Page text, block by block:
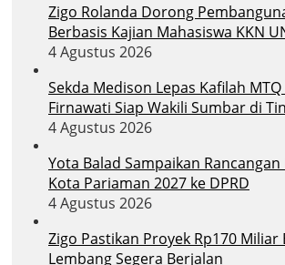
Zigo Rolanda Dorong
Berbasis Kajian Mahasiswa KKN
4 Agustus 2026
Sekda Medison Lepas Kafilah MTQ
Firnawati Siap Wakili Sumbar di
4 Agustus 2026
Yota Balad Sampaikan Rancangan
Kota Pariaman 2027 ke DPRD
4 Agustus 2026
Zigo Pastikan Proyek Rp170 Miliar
Lembang Segera Berjalan